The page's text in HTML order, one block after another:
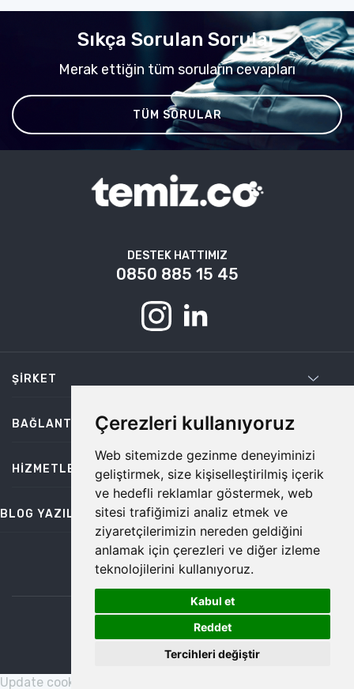
Çerezleri kullanıyoruz
Web sitemizde gezinme deneyiminizi
geliştirmek, size kişiselleştirilmiş içerik
ve hedefli reklamlar göstermek, web
sitesi trafiğimizi analiz etmek ve
ziyaretçilerimizin nereden geldiğini
anlamak için çerezleri ve diğer izleme
teknolojilerini kullanıyoruz.
Kabul et
Reddet
Tercihleri değiştir
Sıkça Sorulan Sorular
Merak ettiğin tüm soruların cevapları
TÜM SORULAR
DESTEK HATTIMIZ
0850 885 15 45
ŞIRKET
BAĞLANTILAR
HIZMETLER
BLOG YAZILARI
bilgi@temiz.co
©2026 Temiz, Her Hakkı Saklıdır.
Update cookies preferences